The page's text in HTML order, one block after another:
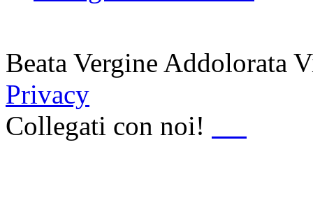
Beata Vergine Addolorata
Privacy
Collegati con noi!